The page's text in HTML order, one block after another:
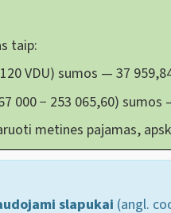
taip:
VDU) sumos — 37
000 − 253 065,60)
metines pajamas,
slapukai (angl.